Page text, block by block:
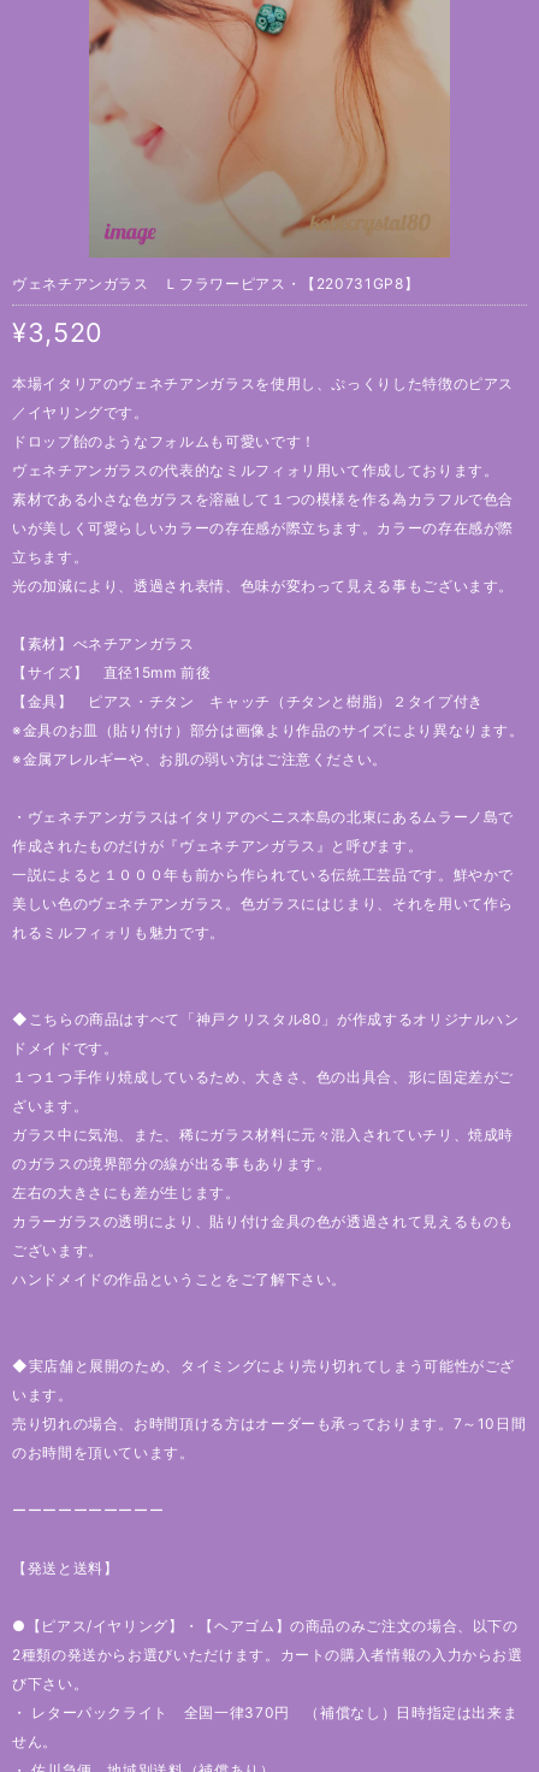
ヴェネチアンガラス Ｌフラワーピアス・【220731GP8】
¥3,520
本場イタリアのヴェネチアンガラスを使用し、ぷっくりした特徴のピアス
／イヤリングです。
ドロップ飴のようなフォルムも可愛いです！
ヴェネチアンガラスの代表的なミルフィォリ用いて作成しております。
素材である小さな色ガラスを溶融して１つの模様を作る為カラフルで色合
いが美しく可愛らしいカラーの存在感が際立ちます。カラーの存在感が際
立ちます。
光の加減により、透過され表情、色味が変わって見える事もございます。
【素材】べネチアンガラス
【サイズ】 直径15mm 前後
【金具】 ピアス・チタン キャッチ（チタンと樹脂）２タイプ付き
※金具のお皿（貼り付け）部分は画像より作品のサイズにより異なります。
※金属アレルギーや、お肌の弱い方はご注意ください。
・ヴェネチアンガラスはイタリアのベニス本島の北東にあるムラーノ島で
作成されたものだけが『ヴェネチアンガラス』と呼びます。
一説によると１０００年も前から作られている伝統工芸品です。鮮やかで
美しい色のヴェネチアンガラス。色ガラスにはじまり、それを用いて作ら
れるミルフィォリも魅力です。
◆こちらの商品はすべて「神戸クリスタル80」が作成するオリジナルハン
ドメイドです。
１つ１つ手作り焼成しているため、大きさ、色の出具合、形に固定差がご
ざいます。
ガラス中に気泡、また、稀にガラス材料に元々混入されていチリ、焼成時
のガラスの境界部分の線が出る事もあります。
左右の大きさにも差が生じます。
カラーガラスの透明により、貼り付け金具の色が透過されて見えるものも
ございます。
ハンドメイドの作品ということをご了解下さい。
◆実店舗と展開のため、タイミングにより売り切れてしまう可能性がござ
います。
売り切れの場合、お時間頂ける方はオーダーも承っております。7～10日間
のお時間を頂いています。
ーーーーーーーーーー
【発送と送料】
●【ピアス/イヤリング】・【ヘアゴム】の商品のみご注文の場合、以下の
2種類の発送からお選びいただけます。カートの購入者情報の入力からお選
び下さい。
・ レターパックライト 全国一律370円 （補償なし）日時指定は出来ま
せん。